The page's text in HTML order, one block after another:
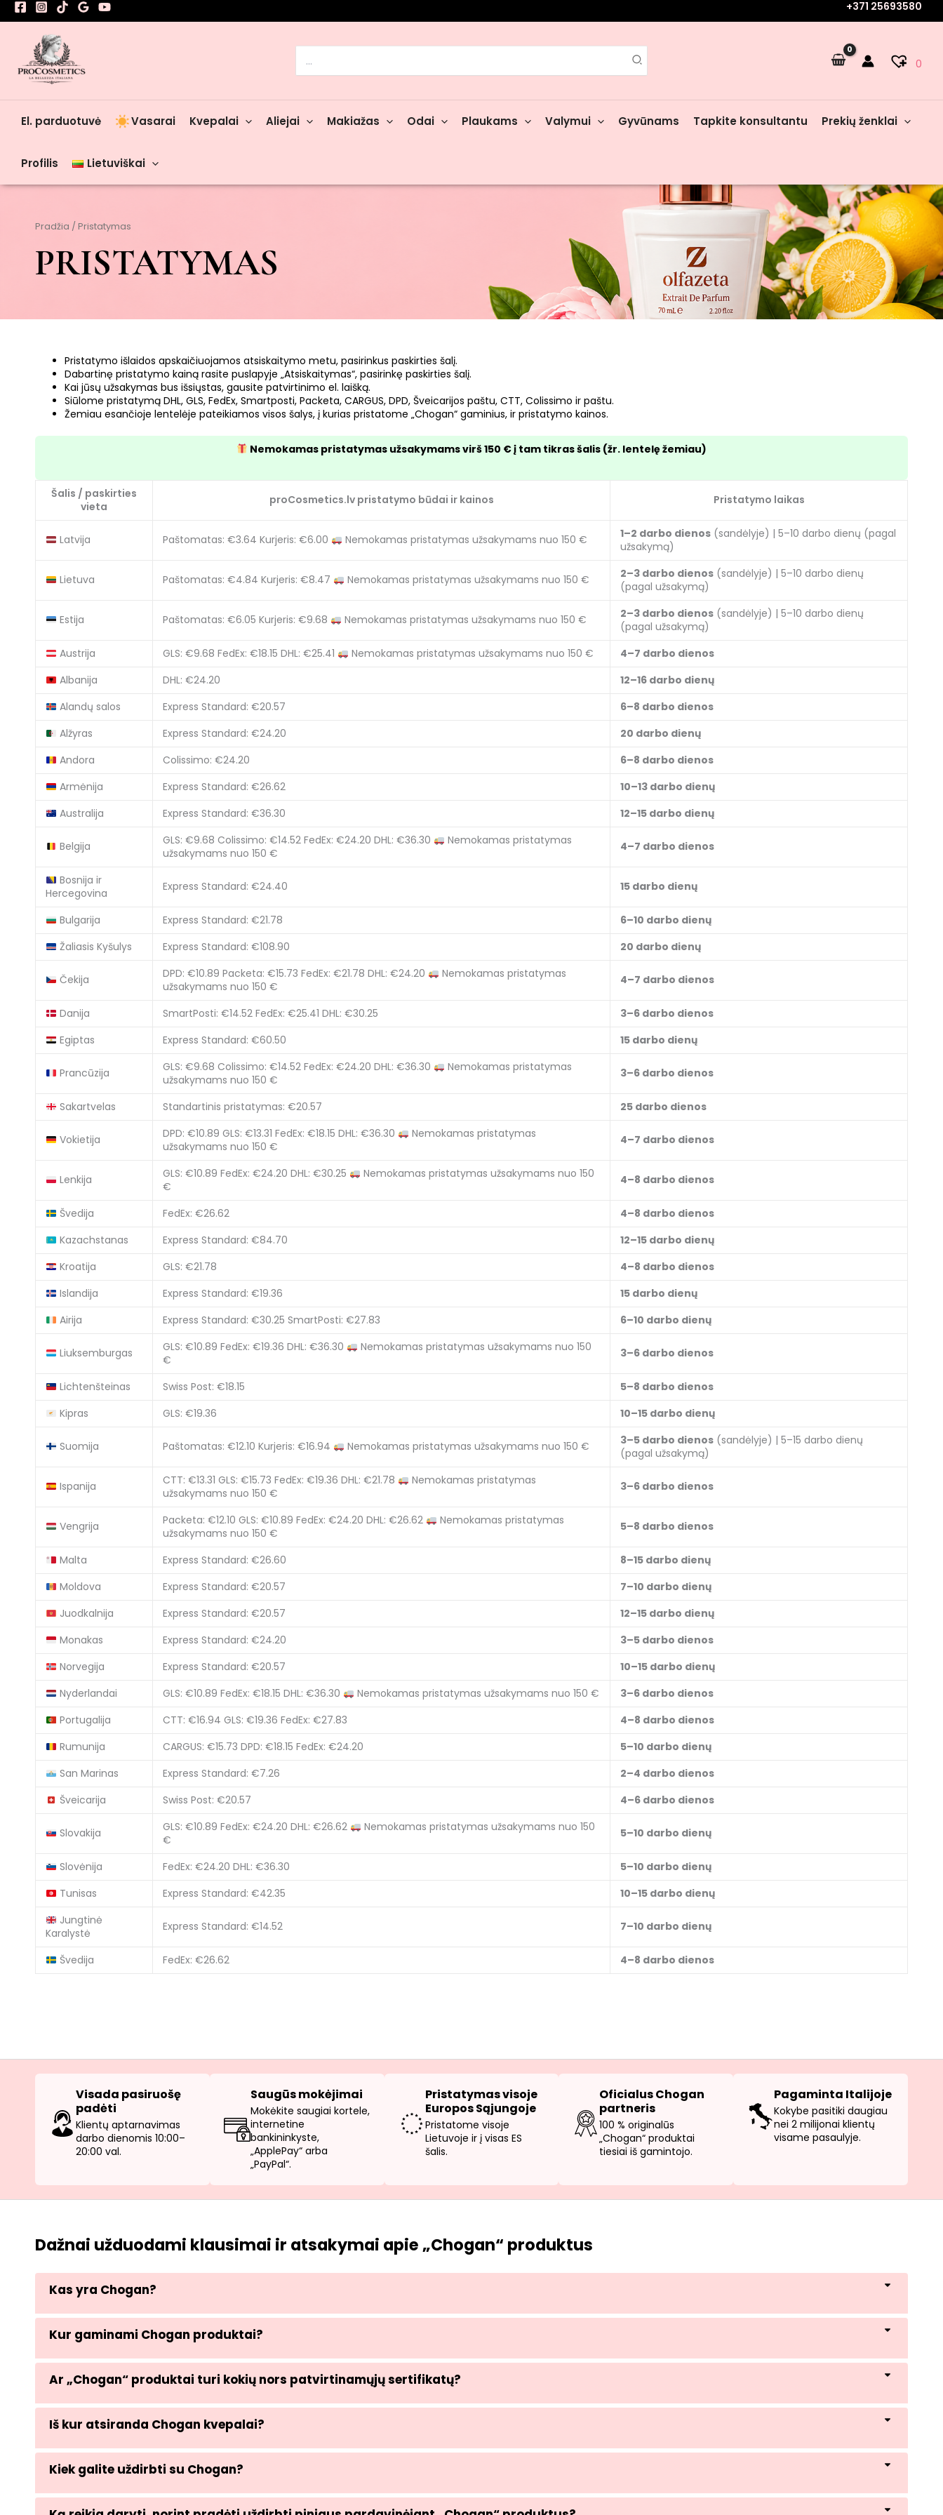
Pereiti
prie
+371 25693580
for:
0
El. parduotuvė Vasarai Kvepalai Aliejai Makiažas Odai Plaukams Valymui Gyvūnams Tapkite konsultantu Prekių ženklai
Profilis Lietuviškai
Pradžia / Pristatymas
PRISTATYMAS
Pristatymo išlaidos apskaičiuojamos atsiskaitymo metu, pasirinkus paskirties šalį.
Dabartinę pristatymo kainą rasite puslapyje „Atsiskaitymas“, pasirinkę paskirties šalį.
Kai jūsų užsakymas bus išsiųstas, gausite patvirtinimo el. laišką.
Siūlome pristatymą DHL, GLS, FedEx, Smartposti, Packeta, CARGUS, DPD, Šveicarijos paštu, CTT, Colissimo ir paštu.
Žemiau esančioje lentelėje pateikiamos visos šalys, į kurias pristatome „Chogan“ gaminius, ir pristatymo kainos.
Nemokamas pristatymas užsakymams virš 150 € į tam tikras šalis (žr. lentelę žemiau)
Šalis / paskirties
vieta
proCosmetics.lv pristatymo būdai ir kainos Pristatymo laikas
Latvija Paštomatas: €3.64 Kurjeris: €6.00 Nemokamas pristatymas užsakymams nuo 150 € 1–2 darbo dienos (sandėlyje) | 5–10 darbo dienų (pagal
užsakymą)
Lietuva Paštomatas: €4.84 Kurjeris: €8.47 Nemokamas pristatymas užsakymams nuo 150 € 2–3 darbo dienos (sandėlyje) | 5–10 darbo dienų
(pagal užsakymą)
Estija Paštomatas: €6.05 Kurjeris: €9.68 Nemokamas pristatymas užsakymams nuo 150 € 2–3 darbo dienos (sandėlyje) | 5–10 darbo dienų
(pagal užsakymą)
Austrija
GLS: €9.68 FedEx: €18.15 DHL: €25.41 Nemokamas pristatymas užsakymams nuo 150 €
4–7 darbo dienos
Albanija
DHL: €24.20
12–16 darbo dienų
Alandų salos
Express Standard: €20.57
6–8 darbo dienos
Alžyras
Express Standard: €24.20
20 darbo dienų
Andora
Colissimo: €24.20
6–8 darbo dienos
Armėnija
Express Standard: €26.62
10–13 darbo dienų
Australija
Express Standard: €36.30 12–15 darbo dienų
Belgija GLS: €9.68 Colissimo: €14.52 FedEx: €24.20 DHL: €36.30
Nemokamas pristatymas
užsakymams nuo 150 €
4–7 darbo dienos
Bosnija ir
Hercegovina
Express Standard: €24.40 15 darbo dienų
Bulgarija Express Standard: €21.78
6–10 darbo dienų
Žaliasis Kyšulys
Express Standard: €108.90 20 darbo dienų
Čekija DPD: €10.89 Packeta: €15.73 FedEx: €21.78 DHL: €24.20
Nemokamas pristatymas
užsakymams nuo 150 €
4–7 darbo dienos
Danija SmartPosti: €14.52 FedEx: €25.41 DHL: €30.25
3–6 darbo dienos
Egiptas
Express Standard: €60.50 15 darbo dienų
Prancūzija GLS: €9.68 Colissimo: €14.52 FedEx: €24.20 DHL: €36.30
Nemokamas pristatymas
užsakymams nuo 150 €
3–6 darbo dienos
Sakartvelas Standartinis pristatymas: €20.57 25 darbo dienos
Vokietija DPD: €10.89 GLS: €13.31 FedEx: €18.15 DHL: €36.30
Nemokamas pristatymas
užsakymams nuo 150 €
4–7 darbo dienos
Lenkija GLS: €10.89 FedEx: €24.20 DHL: €30.25
Nemokamas pristatymas užsakymams nuo 150
€
4–8 darbo dienos
Švedija FedEx: €26.62
4–8 darbo dienos
Kazachstanas
Express Standard: €84.70
12–15 darbo dienų
Kroatija
GLS: €21.78
4–8 darbo dienos
Islandija
Express Standard: €19.36
15 darbo dienų
Airija
Express Standard: €30.25 SmartPosti: €27.83 6–10 darbo dienų
Liuksemburgas GLS: €10.89 FedEx: €19.36 DHL: €36.30
Nemokamas pristatymas užsakymams nuo 150
€
3–6 darbo dienos
Lichtenšteinas Swiss Post: €18.15
5–8 darbo dienos
Kipras
GLS: €19.36 10–15 darbo dienų
Suomija Paštomatas: €12.10 Kurjeris: €16.94 Nemokamas pristatymas užsakymams nuo 150 € 3–5 darbo dienos (sandėlyje) | 5–15 darbo dienų
(pagal užsakymą)
Ispanija CTT: €13.31 GLS: €15.73 FedEx: €19.36 DHL: €21.78
Nemokamas pristatymas
užsakymams nuo 150 €
3–6 darbo dienos
Vengrija Packeta: €12.10 GLS: €10.89 FedEx: €24.20 DHL: €26.62
Nemokamas pristatymas
užsakymams nuo 150 €
5–8 darbo dienos
Malta Express Standard: €26.60
8–15 darbo dienų
Moldova
Express Standard: €20.57
7–10 darbo dienų
Juodkalnija
Express Standard: €20.57
12–15 darbo dienų
Monakas
Express Standard: €24.20
3–5 darbo dienos
Norvegija
Express Standard: €20.57
10–15 darbo dienų
Nyderlandai
GLS: €10.89 FedEx: €18.15 DHL: €36.30 Nemokamas pristatymas užsakymams nuo 150 €
3–6 darbo dienos
Portugalija
CTT: €16.94 GLS: €19.36 FedEx: €27.83
4–8 darbo dienos
Rumunija
CARGUS: €15.73 DPD: €18.15 FedEx: €24.20
5–10 darbo dienų
San Marinas
Express Standard: €7.26
2–4 darbo dienos
Šveicarija
Swiss Post: €20.57 4–6 darbo dienos
Slovakija GLS: €10.89 FedEx: €24.20 DHL: €26.62
Nemokamas pristatymas užsakymams nuo 150
€
5–10 darbo dienų
Slovėnija FedEx: €24.20 DHL: €36.30
5–10 darbo dienų
Tunisas
Express Standard: €42.35
10–15 darbo dienų
Jungtinė
Karalystė
Express Standard: €14.52 7–10 darbo dienų
Švedija FedEx: €26.62 4–8 darbo dienos
Visada pasiruošę
padėti
Klientų aptarnavimas
darbo dienomis 10:00–
20:00 val.
Saugūs mokėjimai
Mokėkite saugiai kortele,
internetine
bankininkyste,
„ApplePay“ arba
„PayPal“.
Pristatymas visoje
Europos Sąjungoje
Pristatome visoje
Lietuvoje ir į visas ES
šalis.
Oficialus Chogan
partneris
100 % originalūs
„Chogan“ produktai
tiesiai iš gamintojo.
Pagaminta Italijoje
Kokybe pasitiki daugiau
nei 2 milijonai klientų
visame pasaulyje.
Dažnai užduodami klausimai ir atsakymai apie „Chogan“ produktus
Kas yra Chogan?
Kur gaminami Chogan produktai?
Ar „Chogan“ produktai turi kokių nors patvirtinamųjų sertifikatų?
Iš kur atsiranda Chogan kvepalai?
Kiek galite uždirbti su Chogan?